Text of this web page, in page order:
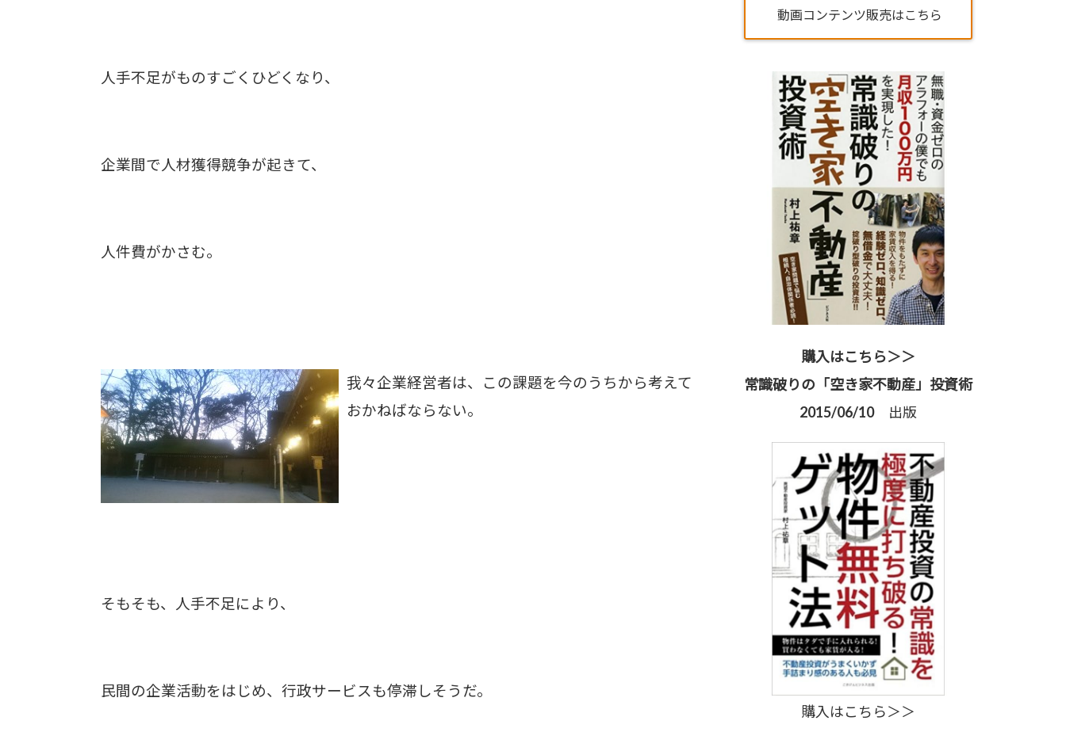
人手不足がものすごくひどくなり、
企業間で人材獲得競争が起きて、
人件費がかさむ。
我々企業経営者は、この課題を今のうちから考えて
おかねばならない。
そもそも、人手不足により、
民間の企業活動をはじめ、行政サービスも停滞しそうだ。
動画コンテンツ販売はこちら
購入はこちら＞＞
常識破りの「空き家不動産」投資術
2015/06/10 出版
購入はこちら＞＞